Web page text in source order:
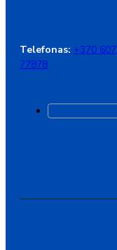
Telefonas: +370 607
77878